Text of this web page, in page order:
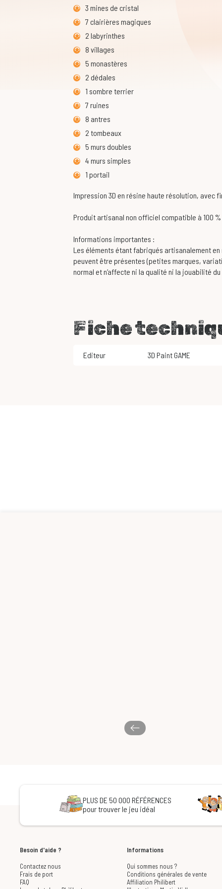
3 mines de cristal
7 clairières magiques
2 labyrinthes
8 villages
5 monastères
2 dédales
1 sombre terrier
7 ruines
8 antres
2 tombeaux
5 murs doubles
4 murs simples
1 portail
Impression 3D en résine haute résolution, avec
Produit artisanal non officiel compatible à 100
Informations importantes :
Les éléments étant fabriqués artisanalement
peuvent être présentes (petites marques,
normal et n’affecte ni la qualité ni la jouabilité
Fiche
Editeur 3D Paint GAME
PLUS DE 50 000 RÉFÉRENCES
pour trouver le jeu idéal
Besoin d'aide ?
Contactez nous
Frais de port
FAQ
Informations
Qui sommes nous ?
Conditions générales de vente
Affiliation Philibert